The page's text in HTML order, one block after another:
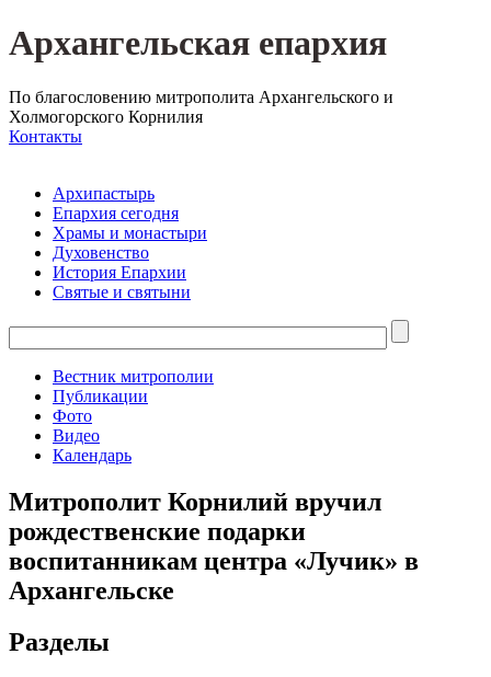
Архангельская епархия
По благословению митрополита Архангельского и
Холмогорского Корнилия
Контакты
Архипастырь
Епархия сегодня
Храмы и монастыри
Духовенство
История Епархии
Святые и святыни
Вестник митрополии
Публикации
Фото
Видео
Календарь
Митрополит Корнилий вручил
рождественские подарки
воспитанникам центра «Лучик» в
Архангельске
Разделы